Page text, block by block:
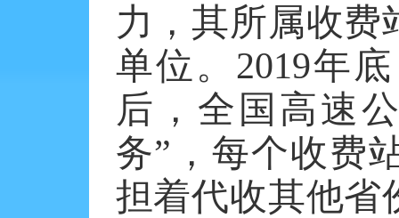
力，其所属收费
单位。 2019年
后，全国高速
务”，每个收费
担着代收其他省